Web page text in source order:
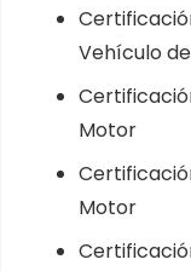
Vehículo
Motor
Motor